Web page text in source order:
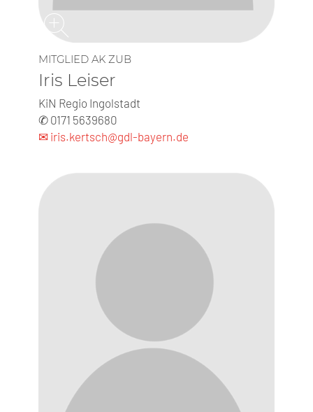
MITGLIED AK ZUB
Iris Leiser
KiN Regio Ingolstadt
✆ 0171 5639680
✉ iris.kertsch@gdl-bayern.de